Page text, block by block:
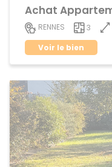
RENNES 3
Voir le bien